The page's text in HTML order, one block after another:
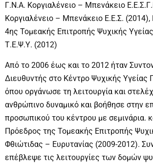
Γ.Ν.Α. Κοργιαλένειο – Μπενάκειο
Κοργιαλένειο – Μπενάκειο Ε.Ε.Σ.
4ης Τομεακής Επιτροπής Ψυχικής
Τ.Ε.Ψ.Υ. (2012)
Από το 2006 έως και το 2012 ήταν
Διευθυντής στο Κέντρο Ψυχικής Υγείας
όπου οργάνωσε τη λειτουργία και
ανθρώπινο δυναμικό και βοήθησε στην
προσωπικού του κέντρου με σεμινάρια.
Πρόεδρος της Τομεακής Επιτροπής
Φθιώτιδας – Ευρυτανίας (2009-2012).
επέβλεψε τις λειτουργίες των δομών